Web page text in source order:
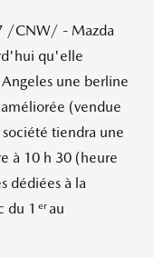
/CNW/ - Mazda
qu'elle
une berline
(vendue
tiendra une
à 10 h 30 (heure
dédiées à la
du 1 erau